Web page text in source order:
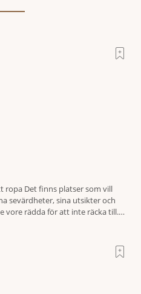
ropa Det finns platser som vill
sevärdheter, sina utsikter och
vore rädda för att inte räcka till.